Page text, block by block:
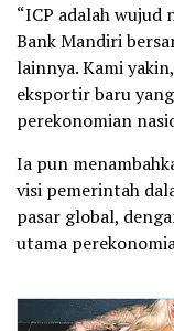
“ICP adalah wujud
Bank Mandiri
lainnya. Kami
eksportir baru
perekonomian
Ia pun
visi pemerintah
pasar global,
utama